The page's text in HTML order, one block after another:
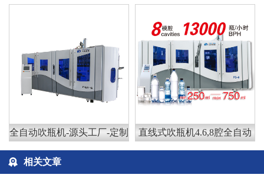
全自动吹瓶机-源头工厂-定制 直线式吹瓶机4.6,8腔全自动
相关文章